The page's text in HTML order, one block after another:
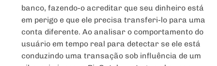
banco, fazendo-o acreditar que seu dinheiro está
em perigo e que ele precisa transferi-lo para uma
conta diferente. Ao analisar o comportamento do
usuário em tempo real para detectar se ele está
conduzindo uma transação sob influência de um